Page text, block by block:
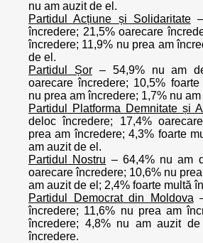
nu am auzit de el.
Partidul Acțiune și Solidaritate–
încredere; 21,5% oarecare
încredere; 11,9% nu prea am
de el.
Partidul Șor– 54,9% nu am
oarecare încredere; 10,5%
nu prea am încredere; 1,7% nu
Partidul Platforma Demnitate și
deloc încredere; 17,4%
prea am încredere; 4,3% foarte
am auzit de el.
Partidul Nostru – 64,4% nu am
oarecare încredere; 10,6% nu
am auzit de el; 2,4% foarte multă
Partidul Democrat din Moldova
încredere; 11,6% nu prea am
încredere; 4,8% nu am auzit
încredere.